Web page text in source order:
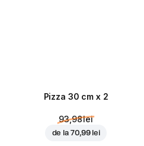
Pizza 30 cm x 2
93,98 lei
de la 70,99 lei